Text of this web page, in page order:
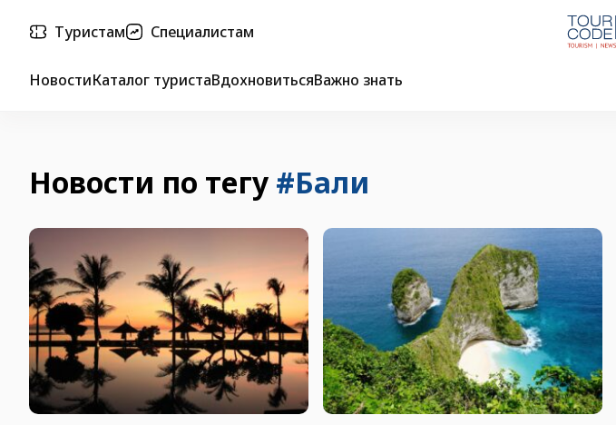
Туристам Специалистам
НовостиКаталог туристаВдохновитьсяВажно знать
Новости по тегу #Бали